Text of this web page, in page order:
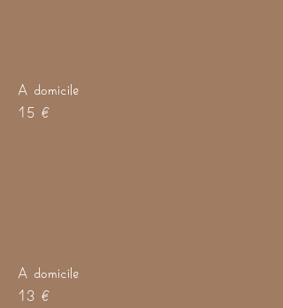
A domicile
15 €
A domicile
13 €